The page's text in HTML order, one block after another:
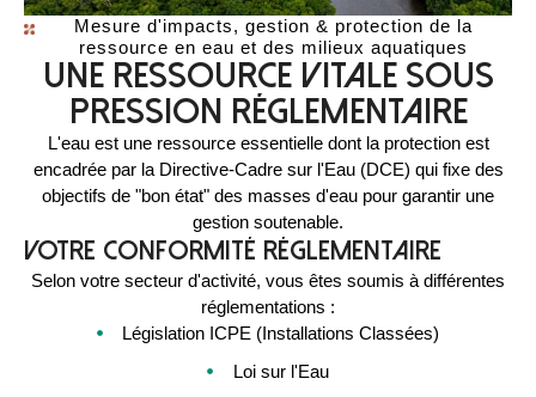
Mesure d'impacts, gestion & protection de la
ressource en eau et des milieux aquatiques
Une ressource vitale sous
pression réglementaire
L'eau est une ressource essentielle dont la protection est
encadrée par la Directive-Cadre sur l'Eau (DCE) qui fixe des
objectifs de "bon état" des masses d'eau pour garantir une
gestion soutenable.
Votre conformité réglementaire
Selon votre secteur d'activité, vous êtes soumis à différentes
réglementations :
Législation ICPE (Installations Classées)
Loi sur l'Eau